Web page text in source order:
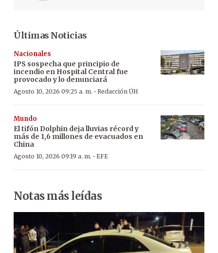
Últimas Noticias
Nacionales
IPS sospecha que principio de
incendio en Hospital Central fue
provocado y lo denunciará
Agosto 10, 2026 09:25 a. m. · Redacción ÚH
Mundo
El tifón Dolphin deja lluvias récord y
más de 1,6 millones de evacuados en
China
Agosto 10, 2026 09:19 a. m. · EFE
Notas más leídas